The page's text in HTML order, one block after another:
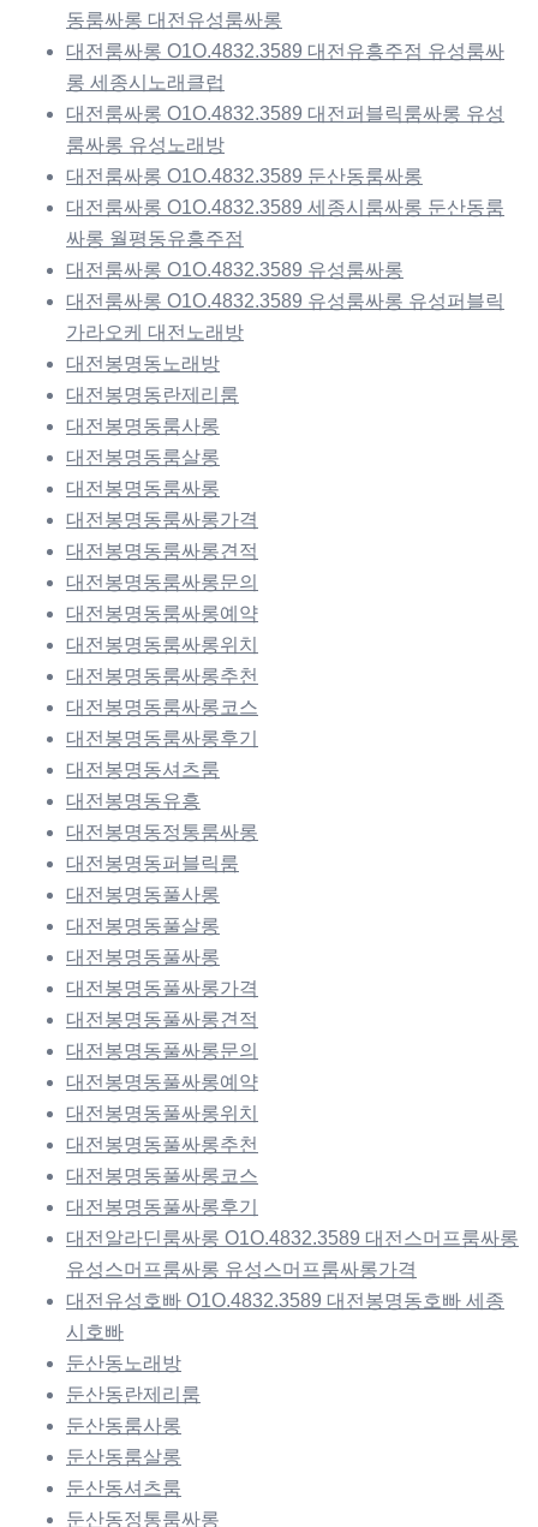
동룸싸롱 대전유성룸싸롱
대전룸싸롱 O1O.4832.3589 대전유흥주점 유성룸싸
롱 세종시노래클럽
대전룸싸롱 O1O.4832.3589 대전퍼블릭룸싸롱 유성
룸싸롱 유성노래방
대전룸싸롱 O1O.4832.3589 둔산동룸싸롱
대전룸싸롱 O1O.4832.3589 세종시룸싸롱 둔산동룸
싸롱 월평동유흥주점
대전룸싸롱 O1O.4832.3589 유성룸싸롱
대전룸싸롱 O1O.4832.3589 유성룸싸롱 유성퍼블릭
가라오케 대전노래방
대전봉명동노래방
대전봉명동란제리룸
대전봉명동룸사롱
대전봉명동룸살롱
대전봉명동룸싸롱
대전봉명동룸싸롱가격
대전봉명동룸싸롱견적
대전봉명동룸싸롱문의
대전봉명동룸싸롱예약
대전봉명동룸싸롱위치
대전봉명동룸싸롱추천
대전봉명동룸싸롱코스
대전봉명동룸싸롱후기
대전봉명동셔츠룸
대전봉명동유흥
대전봉명동정통룸싸롱
대전봉명동퍼블릭룸
대전봉명동풀사롱
대전봉명동풀살롱
대전봉명동풀싸롱
대전봉명동풀싸롱가격
대전봉명동풀싸롱견적
대전봉명동풀싸롱문의
대전봉명동풀싸롱예약
대전봉명동풀싸롱위치
대전봉명동풀싸롱추천
대전봉명동풀싸롱코스
대전봉명동풀싸롱후기
대전알라딘룸싸롱 O1O.4832.3589 대전스머프룸싸롱
유성스머프룸싸롱 유성스머프룸싸롱가격
대전유성호빠 O1O.4832.3589 대전봉명동호빠 세종
시호빠
둔산동노래방
둔산동란제리룸
둔산동룸사롱
둔산동룸살롱
둔산동셔츠룸
둔산동정통룸싸롱